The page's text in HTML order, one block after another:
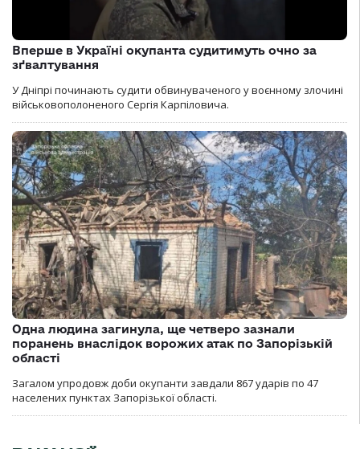
Вперше в Україні окупанта судитимуть очно за
зґвалтування
У Дніпрі починають судити обвинуваченого у воєнному злочині
військовополоненого Сергія Карпіловича.
Одна людина загинула, ще четверо зазнали
поранень внаслідок ворожих атак по Запорізькій
області
Загалом упродовж доби окупанти завдали 867 ударів по 47
населених пунктах Запорізької області.